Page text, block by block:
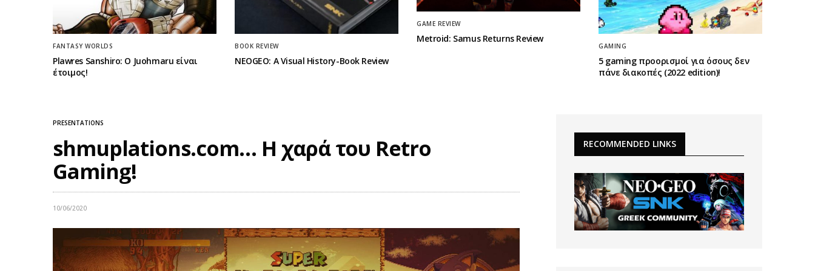
FANTASY WORLDS
Plawres Sanshiro: Ο Juohmaru είναι
έτοιμος!
BOOK REVIEW
NEOGEO: A Visual History-Book Review
GAME REVIEW
Metroid: Samus Returns Review
GAMING
5 gaming προορισμοί για όσους δεν
πάνε διακοπές (2022 edition)!
PRESENTATIONS
shmuplations.com… Η χαρά του Retro
Gaming!
10/06/2020
RECOMMENDED LINKS